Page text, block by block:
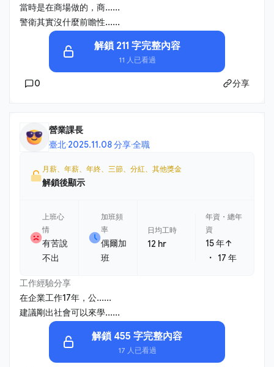
當時是在商場做的，商......
警衛其實沒什麼前瞻性......
解鎖 211 字完整內容
11 人已看過
0 分享
營業課長
臺北·2025.11.08 分享·全職
月薪、年薪、年終、三節、分紅、其他獎金
解鎖後顯示
上班心
情
有苦說
不出
加班頻
率
偶爾加
班
日均工時
12 hr
年資・總年
資
15 年↑
・17 年
工作經驗分享
在企業工作17年，公......
建議剛出社會可以來學......
解鎖 455 字完整內容
17 人已看過